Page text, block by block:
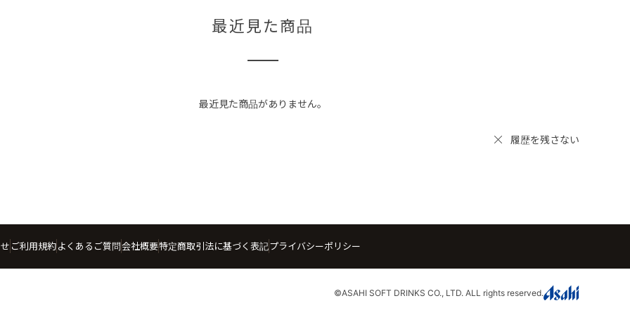
最近見た商品
最近見た商品がありません。
履歴を残さない
ご利用規約 よくあるご質問会社概要特定商取引法に基づく表記プライバシーポリシー
©ASAHI SOFT DRINKS CO., LTD. ALL rights reserved.